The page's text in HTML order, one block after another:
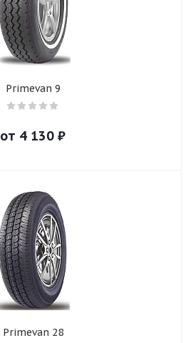
Primevan 9
от 4 130 ₽
Primevan 28